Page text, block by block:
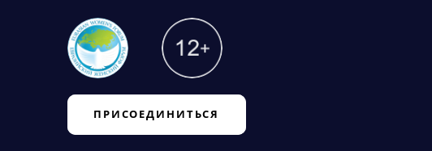
ПРИСОЕДИНИТЬСЯ